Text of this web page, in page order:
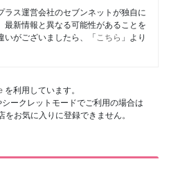
ラス運営会社のセブンネットが独自に
最新情報と異なる可能性があることを
いがございましたら、「 こちら 」より
を利用しています。
ークレットモードでご利用の場合は
お気に入りに登録できません。